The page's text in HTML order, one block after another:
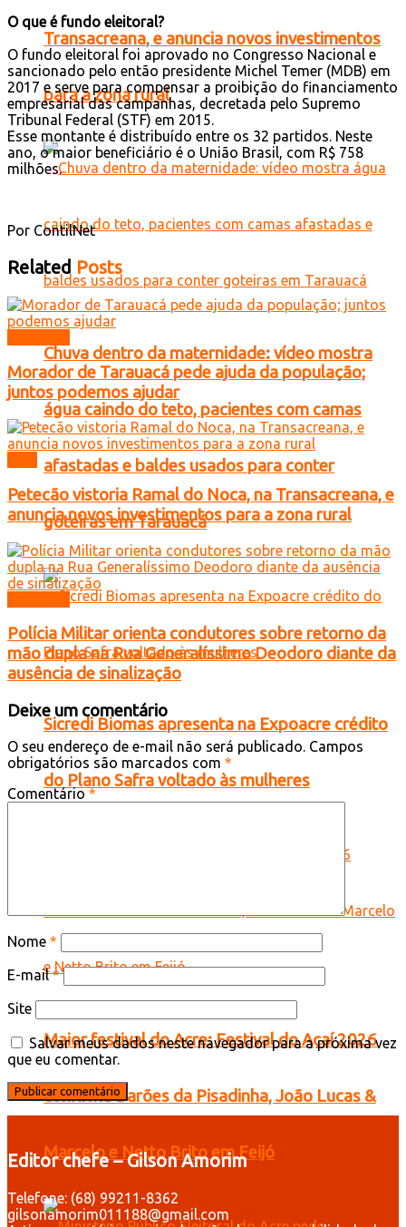
Transacreana, e anuncia novos investimentos
para a zona rural
Chuva dentro da maternidade: vídeo mostra
água caindo do teto, pacientes com camas
afastadas e baldes usados para conter
goteiras em Tarauacá
Sicredi Biomas apresenta na Expoacre crédito
do Plano Safra voltado às mulheres
Maior festival do Acre: Festival do Açaí 2026
confirma Barões da Pisadinha, João Lucas &
Marcelo e Netto Brito em Feijó
O que é fundo eleitoral?
O fundo eleitoral foi aprovado no Congresso Nacional e
sancionado pelo então presidente Michel Temer (MDB) em
2017 e serve para compensar a proibição do financiamento
empresarial das campanhas, decretada pelo Supremo
Tribunal Federal (STF) em 2015.
Esse montante é distribuído entre os 32 partidos. Neste
ano, o maior beneficiário é o União Brasil, com R$ 758
milhões.
Por ContilNet
Related Posts
Morador de Tarauacá pede ajuda da população;
juntos podemos ajudar
Petecão vistoria Ramal do Noca, na Transacreana, e
anuncia novos investimentos para a zona rural
Polícia Militar orienta condutores sobre retorno da
mão dupla na Rua Generalíssimo Deodoro diante da
ausência de sinalização
Deixe um comentário
O seu endereço de e-mail não será publicado. Campos
obrigatórios são marcados com *
Comentário*
Nome *
E-mail*
Site
Salvar meus dados neste navegador para a próxima vez
que eu comentar.
Editor chefe – Gilson Amorim
Telefone: (68) 99211-8362
gilsonamorim011188@gmail.com